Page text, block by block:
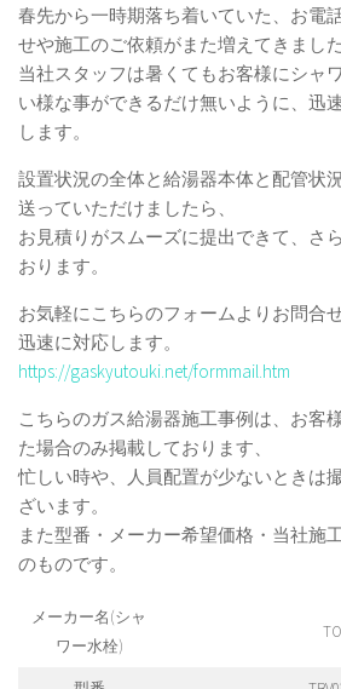
春先から一時期落ち着いていた、お電
せや施工のご依頼がまた増えてきました
当社スタッフは暑くてもお客様にシャ
い様な事ができるだけ無いように、迅
します。
設置状況の全体と給湯器本体と配管状
送っていただけましたら、
お見積りがスムーズに提出できて、さ
おります。
お気軽にこちらのフォームよりお問合
迅速に対応します。
https://gaskyutouki.net/formmail.htm
こちらのガス給湯器施工事例は、お客
た場合のみ掲載しております、
忙しい時や、人員配置が少ないときは
ざいます。
また型番・メーカー希望価格・当社施
のものです。
メーカー名(シャ
ワー水栓)